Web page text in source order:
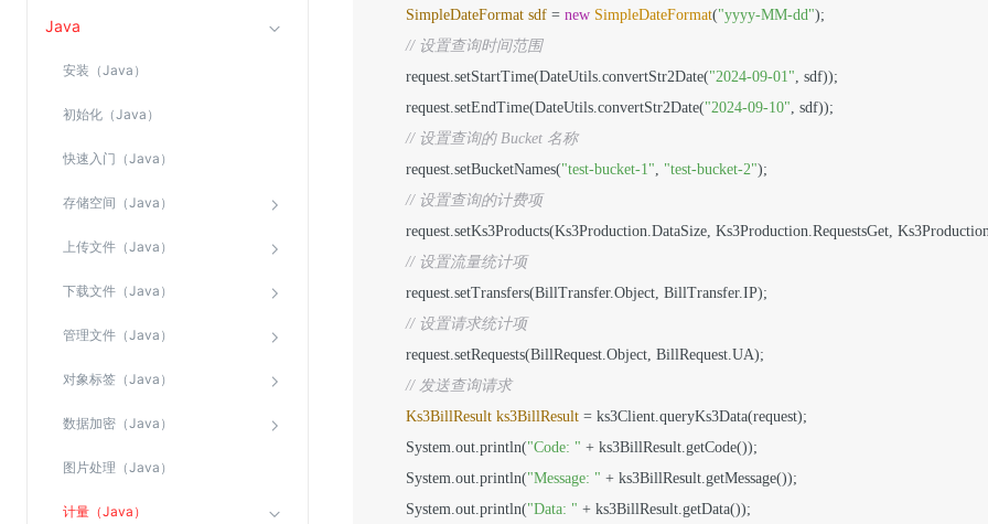
Java
安装（Java）
初始化（Java）
快速入门（Java）
存储空间（Java）
上传文件（Java）
下载文件（Java）
管理文件（Java）
对象标签（Java）
数据加密（Java）
图片处理（Java）
计量（Java）
高防IP(KAD)
DDoS原生高防
SSL证书管理
云安全中心
合规性
资质认证
SimpleDateFormat sdf = new SimpleDateFormat("yyyy-MM-dd");
// 设置查询时间范围
        request.setStartTime(DateUtils.convertStr2Date(
"2024-09-01", sdf));
        request.setEndTime(DateUtils.convertStr2Date(
"2024-09-10", sdf));
// 设置查询的 Bucket 名称
        request.setBucketNames(
"test-bucket-1", "test-bucket-2");
// 设置查询的计费项
request.setKs3Products(Ks3Production.DataSize, Ks3Production.RequestsGet,
// 设置流量统计项
        request.setTransfers(BillTransfer.Object, BillTransfer.IP);
// 设置请求统计项
        request.setRequests(BillRequest.Object, BillRequest.UA);
// 发送查询请求
Ks3BillResult ks3BillResult = ks3Client.queryKs3Data(request);
        System.out.println(
"Code: " + ks3BillResult.getCode());
        System.out.println(
"Message: " + ks3BillResult.getMessage());
        System.out.println(
"Data: " + ks3BillResult.getData());